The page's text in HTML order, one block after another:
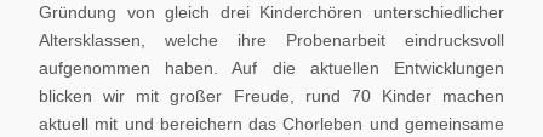
Gründung von gleich drei Kinderchören unterschiedlicher
Altersklassen, welche ihre Probenarbeit eindrucksvoll
aufgenommen haben. Auf die aktuellen Entwicklungen
blicken wir mit großer Freude, rund 70 Kinder machen
aktuell mit und bereichern das Chorleben und gemeinsame